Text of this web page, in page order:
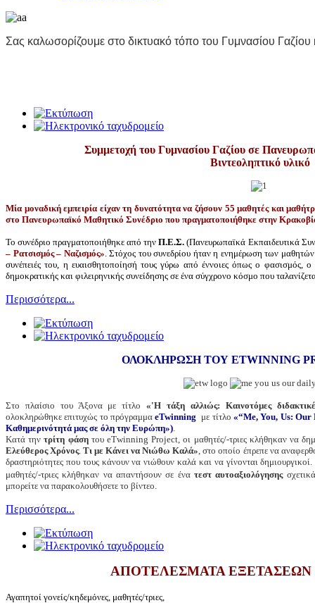
Σας καλωσορίζουμε στο δικτυακό τόπο του Γυμνασίου
Συμμετοχή του Γυμνασίου Γαζίου σε
Βιντεοληπτικό υλικό
Μία μοναδική εμπειρία είχαν τη δυνατότητα να ζήσουν 55 μαθητές και
στο Πανευρωπαϊκό Μαθητικό Συνέδριο που πραγματοποιήθηκε στην
Το συνέδριο πραγματοποιήθηκε από τηνΠ.Ε.Σ. (Πανευρωπαϊκά Εκπαιδευτικά
– Ρατσισμός – Ναζισμός». Στόχος του συνεδρίου ήταν η ενημέρωση των
συνέπειές του, η ευαισθητοποίησή τους γύρω από έννοιες όπως ο φασισμός,
δημοκρατικής και φιλειρηνικής συνείδησης σε ένα σύγχρονο κόσμο που
Περισσότερα...
ΟΛΟΚΛΗΡΩΣΗ ΤΟΥ ETWINNING
Στο πλαίσιο του Άξονα με τίτλο«'Η τάξη αλλιώς: Καινοτόμες
ολοκληρώθηκε επιτυχώς το πρόγραμμαeTwinning με τίτλο «“Me, You, Us:
Καθημερινότητά μας σε όλη την Ευρώπη»).
Κατά τηντρίτη φάσητου eΤwinning Project, οι μαθητές/-τριες κλήθηκαν να
Ελεύθερος Χρόνος.Τι με Κάνει να Νιώθω Καλά», στο οποίο έπρεπε να
δραστηριότητες που τους κάνουν να νιώθουν καλά και να γίνονται
μαθητές/-τριες κλήθηκαν να απαντήσουν σε ένατεστ αυτοαξιολόγησης
μπορείτε να παρακολουθήσετε το βίντεο.
Περισσότερα...
ΑΠΟΤΕΛΕΣΜΑΤΑ ΕΞΕΤΑΣΕΩΝ
Αγαπητοί γονείς/κηδεμόνες, μαθητές/τριες,